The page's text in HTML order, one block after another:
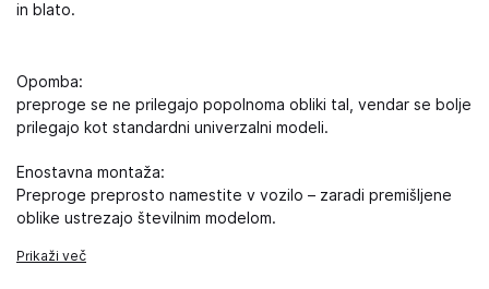
in blato.
Opomba:
preproge se ne prilegajo popolnoma obliki tal, vendar se bolje
prilegajo kot standardni univerzalni modeli.
Enostavna montaža:
Preproge preprosto namestite v vozilo – zaradi premišljene
oblike ustrezajo številnim modelom.
Prikaži več